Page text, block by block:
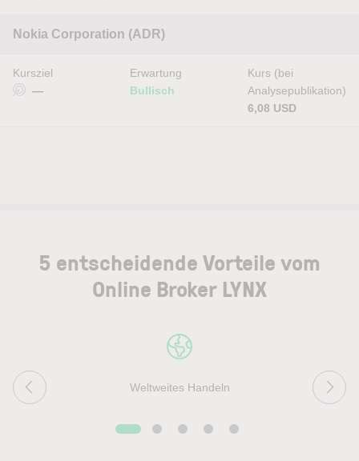
Nokia Corporation (ADR)
Kursziel
—
Erwartung
Bullisch
Kurs (bei
Analysepublikation)
6,08 USD
5 entscheidende Vorteile vom
Online Broker LYNX
Weltweites Handeln